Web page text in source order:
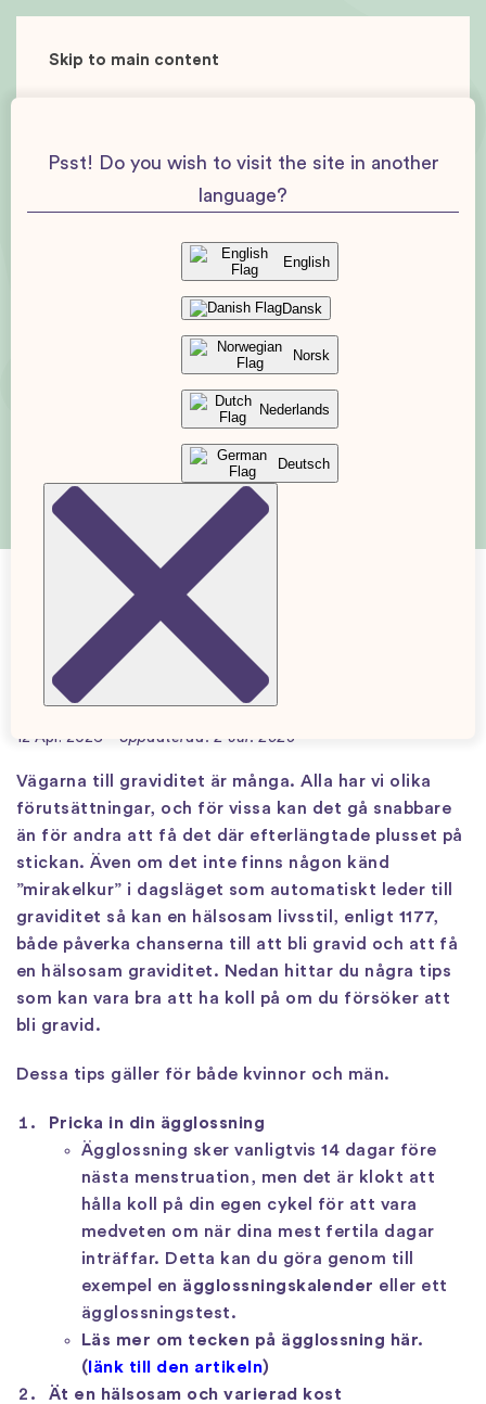
Skip to main content
Tips till dig som försöker att bli
gravid
12 Apr. 2026 Uppdaterad: 2 Jul. 2026
Vägarna till graviditet är många. Alla har vi olika
förutsättningar, och för vissa kan det gå snabbare
än för andra att få det där efterlängtade plusset på
stickan. Även om det inte finns någon känd
”mirakelkur” i dagsläget som automatiskt leder till
graviditet så kan en hälsosam livsstil, enligt 1177,
både påverka chanserna till att bli gravid och att få
en hälsosam graviditet. Nedan hittar du några tips
som kan vara bra att ha koll på om du försöker att
bli gravid.
Dessa tips gäller för både kvinnor och män.
Pricka in din ägglossning
Ägglossning sker vanligtvis 14 dagar före
nästa menstruation, men det är klokt att
hålla koll på din egen cykel för att vara
medveten om när dina mest fertila dagar
inträffar. Detta kan du göra genom till
exempel en ägglossningskalender eller ett
ägglossningstest.
Läs mer om tecken på ägglossning här.
(länk till den artikeln)
Ät en hälsosam och varierad kost
Psst! Do you wish to visit the site in another
language?
English
Dansk
Norsk
Nederlands
Deutsch